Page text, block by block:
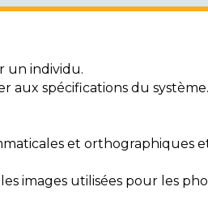
un individu.
aux spécifications du système.
et orthographiques
images utilisées pour les